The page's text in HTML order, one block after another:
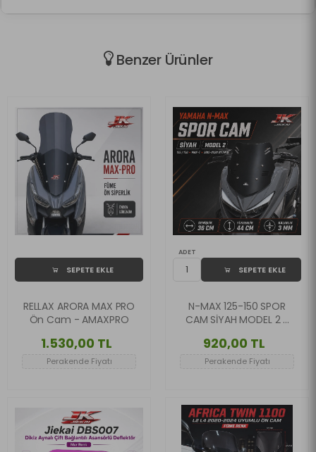
Benzer Ürünler
SEPETE EKLE
RELLAX ARORA MAX PRO
Ön Cam - AMAXPRO
1.530,00 TL
Perakende Fiyatı
ADET
SEPETE EKLE
N-MAX 125-150 SPOR
CAM SİYAH MODEL 2 -
UYUMLU
920,00 TL
Perakende Fiyatı